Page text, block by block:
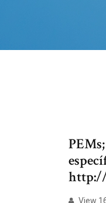
View